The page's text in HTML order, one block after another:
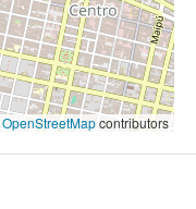
OpenStreetMapcontributors